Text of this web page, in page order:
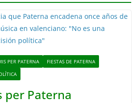
PER PATERNA
FIESTAS DE PATERNA
per Paterna